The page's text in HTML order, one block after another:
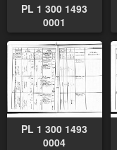
PL 1 300 1493
0001
PL 1 300 1493
0004